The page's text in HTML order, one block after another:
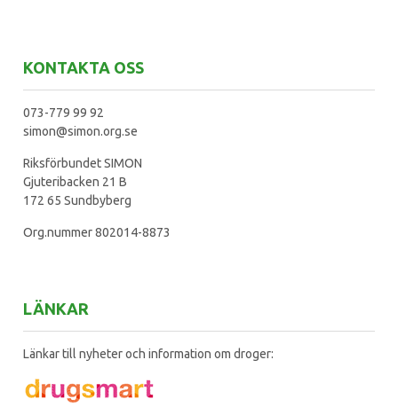
KONTAKTA OSS
073-779 99 92
simon@simon.org.se
Riksförbundet SIMON
Gjuteribacken 21 B
172 65 Sundbyberg
Org.nummer 802014-8873
LÄNKAR
Länkar till nyheter och information om droger: